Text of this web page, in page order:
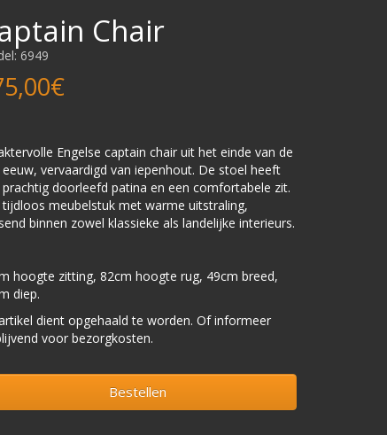
Chair
6949
Engelse captain chair uit het einde van de
eeuw, vervaardigd van iepenhout. De stoel heeft
prachtig doorleefd patina en een comfortabele zit.
tijdloos meubelstuk met warme uitstraling,
binnen zowel klassieke als landelijke interieurs.
hoogte zitting, 82cm hoogte rug, 49cm breed,
diep.
dient opgehaald te worden. Of informeer
voor bezorgkosten.
Bestellen